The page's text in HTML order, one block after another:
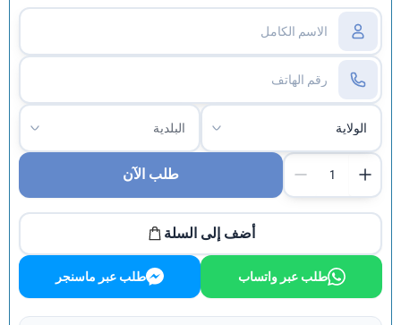
طلب الآن
أضف إلى السلة
طلب عبر واتساب طلب عبر ماسنجر